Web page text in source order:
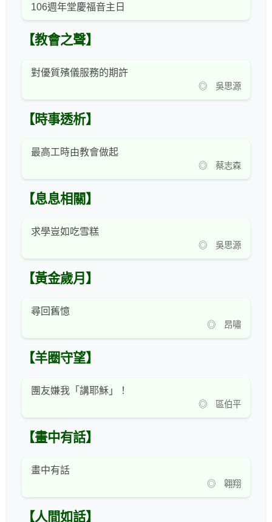
106週年堂慶福音主日
【教會之聲】
對優質殯儀服務的期許
◎ 吳思源
【時事透析】
最高工時由教會做起
◎ 蔡志森
【息息相關】
求學豈如吃雪糕
◎ 吳思源
【黃金歲月】
尋回舊憶
◎ 昂嘯
【羊圈守望】
團友嫌我「講耶穌」！
◎ 區伯平
【畫中有話】
畫中有話
◎ 翱翔
【人間如話】